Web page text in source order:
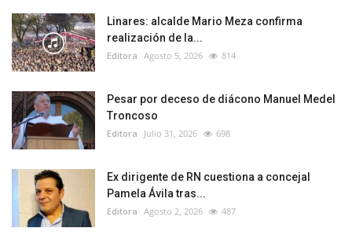
Linares: alcalde Mario Meza confirma
realización de la...
Editora Agosto 5, 2026 814
Pesar por deceso de diácono Manuel Medel
Troncoso
Editora Julio 31, 2026 698
Ex dirigente de RN cuestiona a concejal
Pamela Ávila tras...
Editora Agosto 2, 2026 487